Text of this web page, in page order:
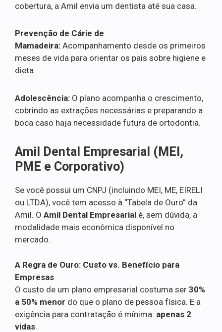
cobertura, a Amil envia um dentista até sua casa.
Prevenção de Cárie de
Mamadeira: Acompanhamento desde os primeiros
meses de vida para orientar os pais sobre higiene e
dieta.
Adolescência: O plano acompanha o crescimento,
cobrindo as extrações necessárias e preparando a
boca caso haja necessidade futura de ortodontia.
Amil Dental Empresarial (MEI,
PME e Corporativo)
Se você possui um CNPJ (incluindo MEI, ME, EIRELI
ou LTDA), você tem acesso à “Tabela de Ouro” da
Amil. O Amil Dental Empresarial é, sem dúvida, a
modalidade mais econômica disponível no
mercado.
A Regra de Ouro: Custo vs. Benefício para
Empresas
O custo de um plano empresarial costuma ser 30%
a 50% menor do que o plano de pessoa física. E a
exigência para contratação é mínima: apenas 2
vidas.